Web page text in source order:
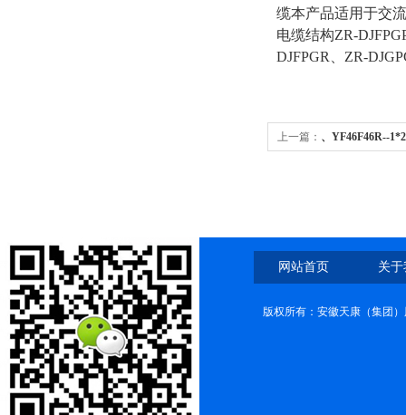
缆本产品适用于交
电缆结构ZR-
DJFPGR、ZR-
上一篇： 、YF46F46R--
网站首页 关
版权所有：安徽天康（集团